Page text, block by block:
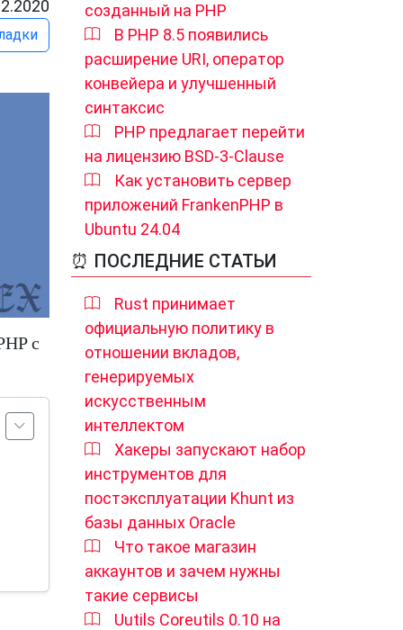
с
созданный на PHP
В PHP 8.5 появились
расширение URI, оператор
конвейера и улучшенный
синтаксис
PHP предлагает перейти
на лицензию BSD-3-Clause
Как установить сервер
приложений FrankenPHP в
Ubuntu 24.04
⏰ ПОСЛЕДНИЕ СТАТЬИ
Rust принимает
официальную политику в
отношении вкладов,
генерируемых
искусственным
интеллектом
Хакеры запускают набор
инструментов для
постэксплуатации Khunt из
базы данных Oracle
Что такое магазин
аккаунтов и зачем нужны
такие сервисы
Uutils Coreutils 0.10 на